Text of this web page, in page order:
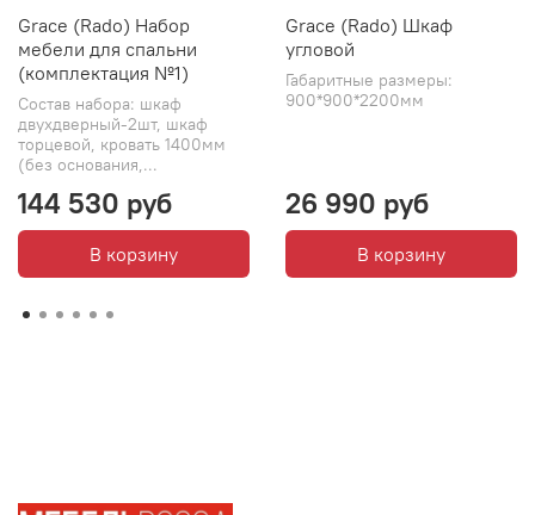
Grace (Rado) Набор
мебели для спальни
(комплектация №1)
Состав набора: шкаф
двухдверный-2шт, шкаф
торцевой, кровать 1400мм
(без основания,...
144 530 руб
В корзину
Grace (Rado) Шкаф
угловой
Габаритные размеры:
900*900*2200мм
26 990 руб
В корзину